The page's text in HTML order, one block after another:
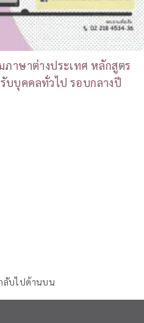
ภาษาต่างประเทศ หลักสูตร
บบุคคลทั่วไป รอบกลางปี
ลับไปด้านบน